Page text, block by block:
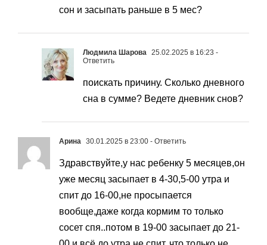
сон и засыпать раньше в 5 мес?
Людмила Шарова 25.02.2025 в 16:23 -
Ответить
поискать причину. Сколько дневного
сна в сумме? Ведете дневник снов?
Арина 30.01.2025 в 23:00 - Ответить
Здравствуйте,у нас ребенку 5 месяцев,он
уже месяц засыпает в 4-30,5-00 утра и
спит до 16-00,не просыпается
вообще,даже когда кормим то только
сосет спя..потом в 19-00 засыпает до 21-